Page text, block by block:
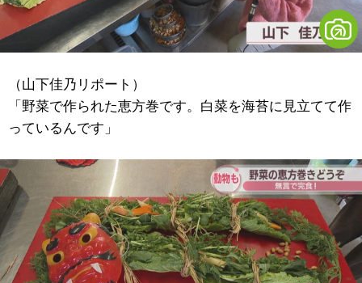
（山下佳乃リポート）
「野菜で作られた恵方巻です。白菜を海苔に見立てて作
っているんです」